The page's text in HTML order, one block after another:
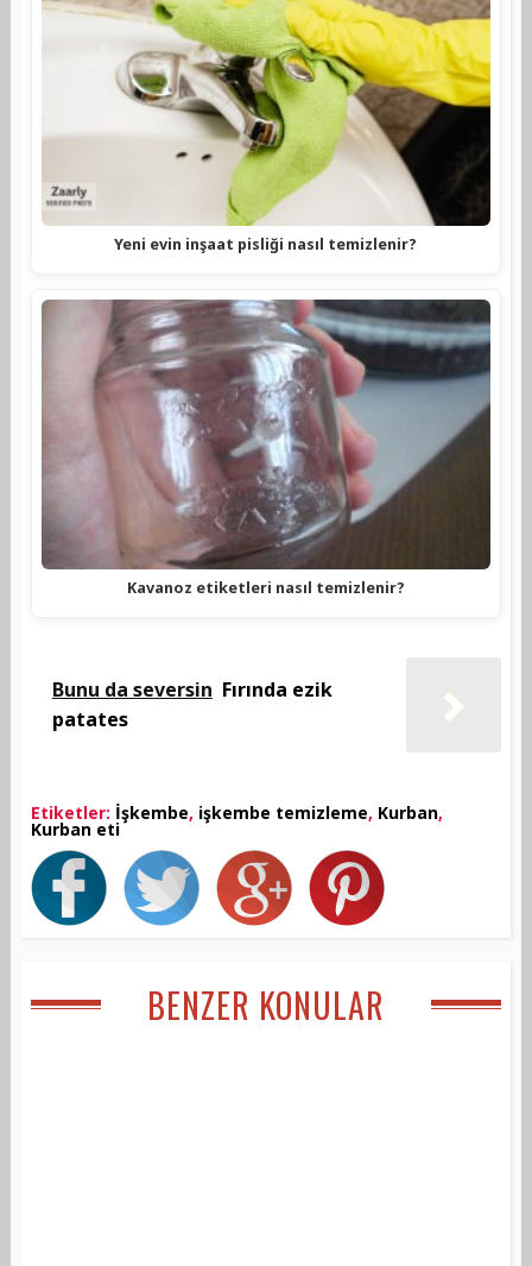
Yeni evin inşaat pisliği nasıl temizlenir?
Kavanoz etiketleri nasıl temizlenir?
Bunu da seversin Fırında ezik
patates
Etiketler: İşkembe, işkembe temizleme, Kurban,
Kurban eti
BENZER KONULAR